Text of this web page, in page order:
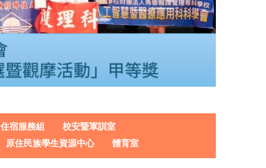
住宿服務組
校安暨軍訓室
原住民族學生資源中心 體育室